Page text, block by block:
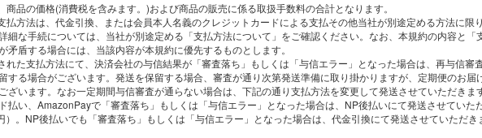
品の価格(消費税を含みます。)および商品の販売に係る取扱手数料の合計となります。
方法は、代金引換、または会員本人名義のクレジットカードによる支払その他当社が別途定める方法に限り
細な手続については、当社が別途定める「支払方法について」をご確認ください。なお、本規約の内容と「
矛盾する場合には、当該内容が本規約に優先するものとします。
た支払方法にて、決済会社の与信結果が「審査落ち」もしくは「与信エラー」となった場合は、再与信審査
する場合がございます。発送を保留する場合、審査が通り次第発送準備に取り掛かりますが、定期便のお届
ざいます。なお一定期間与信審査が通らない場合は、下記の通り支払方法を変更して発送させていただきます
払い、AmazonPayで「審査落ち」もしくは「与信エラー」となった場合は、NP後払いにて発送させていた
）。NP後払いでも「審査落ち」もしくは「与信エラー」となった場合は、代金引換にて発送させていただき